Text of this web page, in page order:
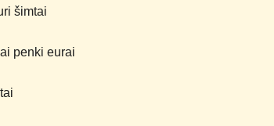
šimtai
penki eurai